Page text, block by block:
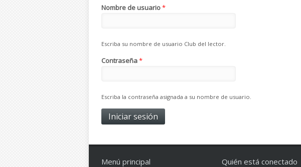
Nombre de usuario*
Escriba su nombre de usuario Club del lector.
Contraseña*
Escriba la contraseña asignada a su nombre de usuario.
Menú principal Quién está conectado